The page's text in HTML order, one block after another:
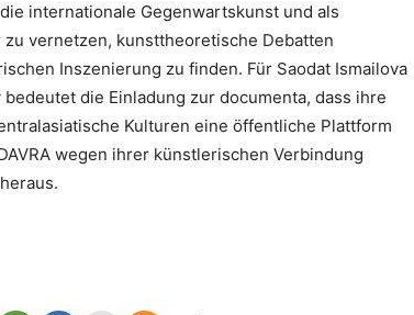
internationale Gegenwartskunst und als
vernetzen, kunsttheoretische Debatten
Inszenierung zu finden. Für Saodat Ismailova
die Einladung zur documenta, dass ihre
Kulturen eine öffentliche Plattform
wegen ihrer künstlerischen Verbindung